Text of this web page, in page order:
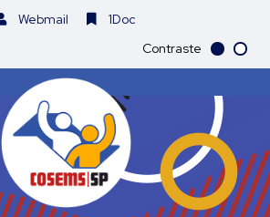
Webmail
1Doc
Contraste